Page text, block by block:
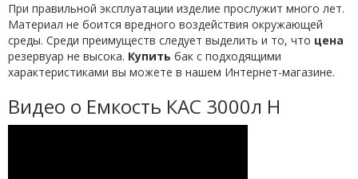
При правильной эксплуатации изделие прослужит много лет.
Материал не боится вредного воздействия окружающей
среды. Среди преимуществ следует выделить и то, что цена
резервуар не высока. Купить бак с подходящими
характеристиками вы можете в нашем Интернет-магазине.
Видео о Емкость КАС 3000л Н